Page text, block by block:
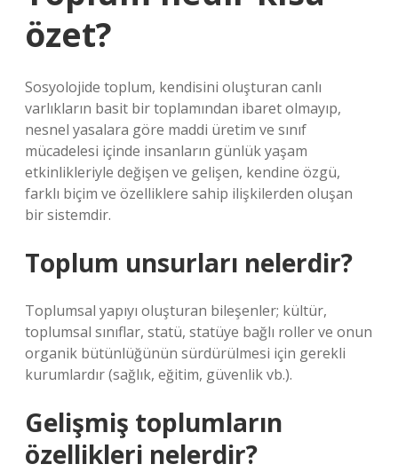
özet?
Sosyolojide toplum, kendisini oluşturan canlı
varlıkların basit bir toplamından ibaret olmayıp,
nesnel yasalara göre maddi üretim ve sınıf
mücadelesi içinde insanların günlük yaşam
etkinlikleriyle değişen ve gelişen, kendine özgü,
farklı biçim ve özelliklere sahip ilişkilerden oluşan
bir sistemdir.
Toplum unsurları nelerdir?
Toplumsal yapıyı oluşturan bileşenler; kültür,
toplumsal sınıflar, statü, statüye bağlı roller ve onun
organik bütünlüğünün sürdürülmesi için gerekli
kurumlardır (sağlık, eğitim, güvenlik vb.).
Gelişmiş toplumların
özellikleri nelerdir?